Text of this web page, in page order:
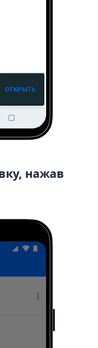
нажав